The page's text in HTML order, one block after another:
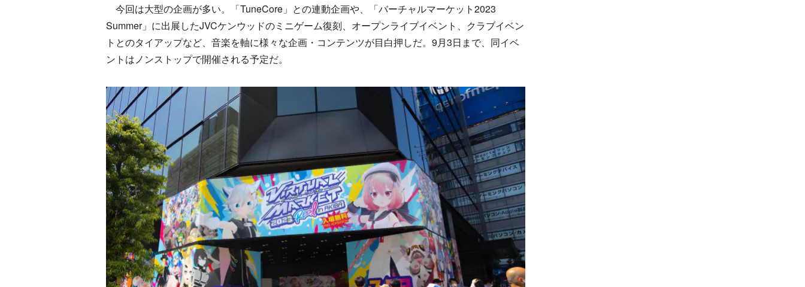
今回は大型の企画が多い。「TuneCore」との連動企画や、「バーチャルマーケット2023
Summer」に出展したJVCケンウッドのミニゲーム復刻、オープンライブイベント、クラブイベン
トとのタイアップなど、音楽を軸に様々な企画・コンテンツが目白押しだ。9月3日まで、同イベ
ントはノンストップで開催される予定だ。